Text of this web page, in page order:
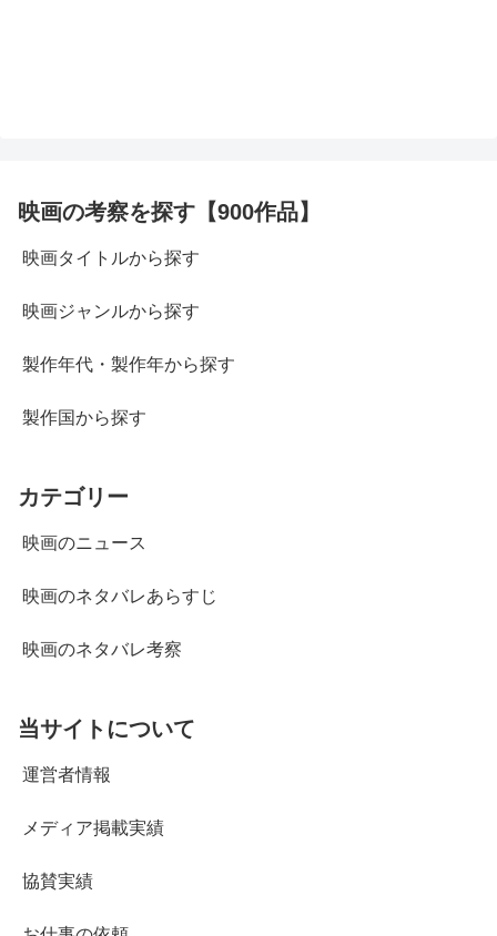
映画の考察を探す【900作品】
映画タイトルから探す
映画ジャンルから探す
製作年代・製作年から探す
製作国から探す
カテゴリー
映画のニュース
映画のネタバレあらすじ
映画のネタバレ考察
当サイトについて
運営者情報
メディア掲載実績
協賛実績